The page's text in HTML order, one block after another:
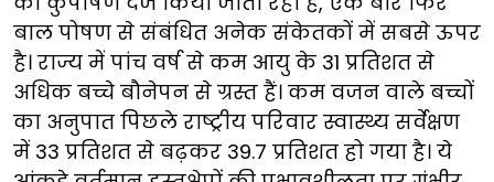
बाल पोषण से संबंधित अनेक संकेतकों में सबसे ऊपर
है। राज्य में पांच वर्ष से कम आयु के 31 प्रतिशत से
अधिक बच्चे बौनेपन से ग्रस्त हैं। कम वजन वाले बच्चों
का अनुपात पिछले राष्ट्रीय परिवार स्वास्थ्य सर्वेक्षण
में 33 प्रतिशत से बढ़कर 39.7 प्रतिशत हो गया है। ये